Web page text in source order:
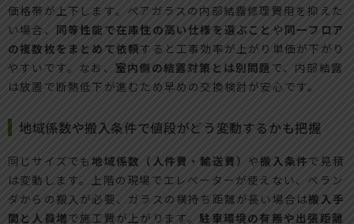
価格帯が上下します。ペアガラスの内部結露修理費用を抑えた
い場合、 同等性能で在庫性の高い仕様を選ぶこと や 同一フロア
の複数枚をまとめて依頼すると工事効率が上がり単価が下がり
やすいです。なお、 室内側の結露対策とは別問題 で、内部結露
は放置で断熱低下が進むため早めの交換検討が安心です。
地域係数や搬入条件で値段がどう変動するかも把握
同じサイズでも地域係数（人件費・輸送費） や搬入条件で見積
は変動します。上階の現場でエレベーターが使えない、ベラン
ダからの搬入が必要、ガラスの横持ち距離が長い場合は搬入手
間と人員増で施工費が上がります。 駐車環境の有無や出張距離